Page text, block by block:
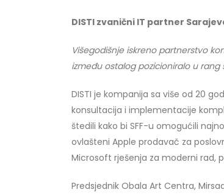
DISTI zvanični IT partner
Višegodišnje iskreno partnerstvo
između ostalog pozicioniralo u rang
DISTI je kompanija sa više od 20
konsultacija i implementacije
štedili kako bi SFF-u omogućili
ovlašteni Apple prodavač za
Microsoft rješenja za moderni rad,
Predsjednik Obala Art Centra,